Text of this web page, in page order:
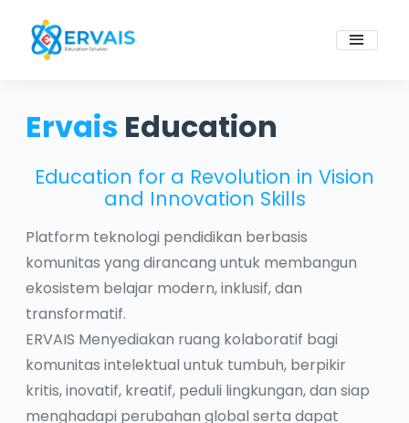
Ervais Education
Education for a Revolution in Vision
and Innovation Skills
Platform teknologi pendidikan berbasis
komunitas yang dirancang untuk membangun
ekosistem belajar modern, inklusif, dan
transformatif.
ERVAIS Menyediakan ruang kolaboratif bagi
komunitas intelektual untuk tumbuh, berpikir
kritis, inovatif, kreatif, peduli lingkungan, dan siap
menghadapi perubahan global serta dapat